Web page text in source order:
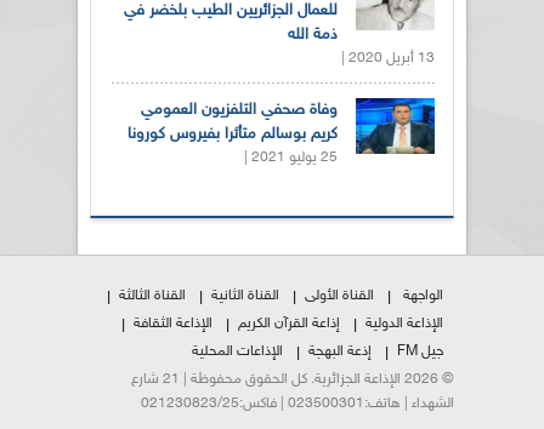
للعمال الجزائريين الطيب بلخضر في
ذمة الله
13 أبريل 2020 |
وفاة صحفي التلفزيون العمومي
كريم بوسالم متأثرا بفيروس كورونا
25 يوليو 2021 |
الواجهة القناة الأولى القناة الثانية
القناة الثالثة
الإذاعة الدولية
إذاعة القرآن الكريم
الإذاعة الثقافة
جيل FM
إذعة البهجة
الإذاعات المحلية
© 2026 الإذاعة الجزائرية. كل الحقوق محفوظة | 21 شارع
الشهداء | هاتف:023500301 | فاكس:021230823/25